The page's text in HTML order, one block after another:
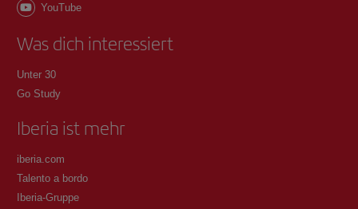
YouTube
Was dich interessiert
Unter 30
Go Study
Iberia ist mehr
iberia.com
Talento a bordo
Iberia-Gruppe